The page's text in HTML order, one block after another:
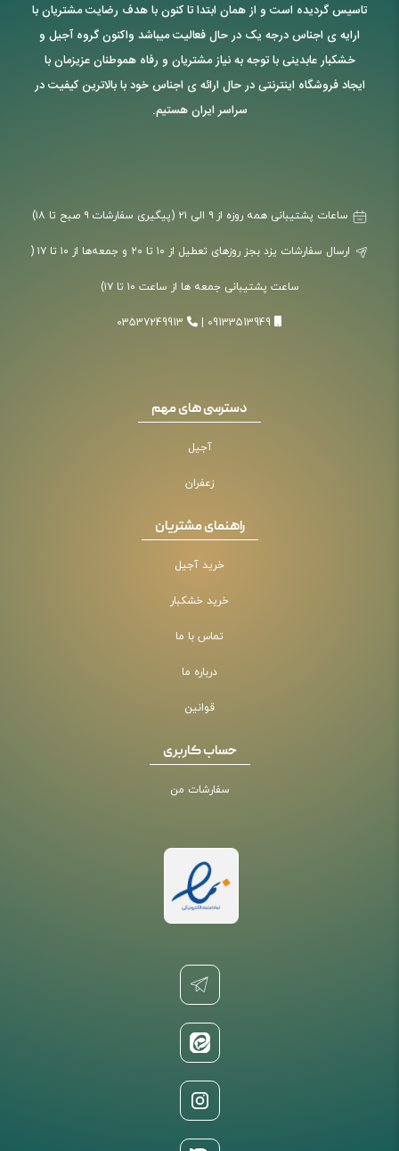
تاسیس گردیده است و از همان ابتدا تا کنون با هدف رضایت مشتریان با
ارایه ی اجناس درجه یک در حال فعالیت میباشد واکنون گروه آجیل و
خشکبار عابدینی با توجه به نیاز مشتریان و رفاه هموطنان عزیزمان با
ایجاد فروشگاه اینترنتی در حال ارائه ی اجناس خود با بالاترین کیفیت در
سراسر ایران هستیم.
ارسال سفارشات یزد بجز روزهای تعطیل از ۱۰ تا ۲۰ و جمعه‌ها از ۱۰ تا ۱۷ (
ساعت پشتیبانی جمعه ها از ساعت ۱۰ تا ۱۷)
09133513949
03537249913
دسترسی های مهم
آجیل
زعفران
راهنمای مشتریان
خرید آجیل
خرید خشکبار
تماس با ما
درباره ما
قوانین
حساب کاربری
سفارشات من